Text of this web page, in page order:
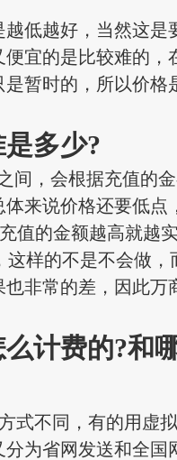
低越好，当然这是
宜的是比较难的，
暂时的，所以价格
多少?
，会根据充值的
来说价格还要低点
值的金额越高就越
样的不是不会做，
非常的差，因此万
么计费的?和
不同，有的用虚
为省网发送和全国